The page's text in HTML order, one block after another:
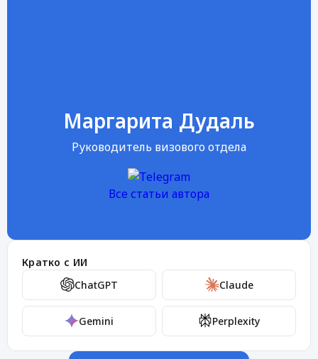
Маргарита Дудаль
Руководитель визового отдела
Все статьи автора
Кратко с ИИ
ChatGPT
Claude
Gemini Perplexity